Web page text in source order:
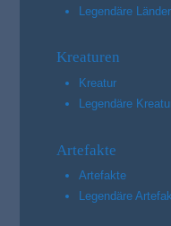
Legendäre Länder
Kreaturen
Kreatur
Legendäre
Artefakte
Artefakte
Legendäre